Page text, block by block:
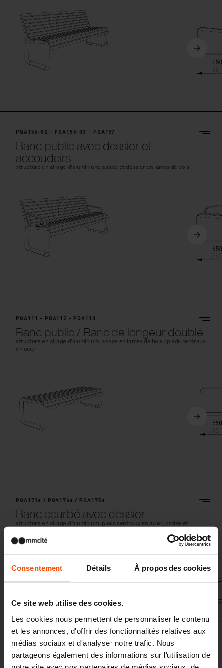
Consentement Détails À propos des cookies
Ce site web utilise des cookies.
Les cookies nous permettent de personnaliser le contenu
et les annonces, d'offrir des fonctionnalités relatives aux
médias sociaux et d'analyser notre trafic. Nous
partageons également des informations sur l'utilisation de
PQA156-02 - PQA156-03 - PQA157
Banc public avec dossier et
accoudoirs
structure en alliage d’aluminium, assise et dossier en lames de bois
PQA111 - PQA112 - PQA113
Banc public / Banc de longeur double
structure en alliage d’aluminium, assise en lames de bois / pieds centraux
en acier
PQA173a / PQA174a / PQA175a
Banc courbé avec dossier
structure en alliage d ́aluminium, pieds centraux en acier, assise et